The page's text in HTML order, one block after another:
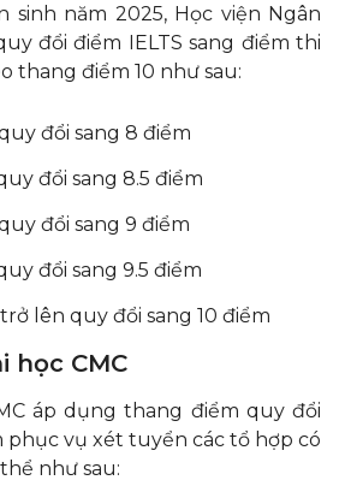
sinh năm 2025, Học viện Ngân
đổi điểm IELTS sang điểm thi
thang điểm 10 như sau:
đổi sang 8 điểm
đổi sang 8.5 điểm
đổi sang 9 điểm
đổi sang 9.5 điểm
lên quy đổi sang 10 điểm
học CMC
áp dụng thang điểm quy đổi
phục vụ xét tuyển các tổ hợp có
như sau: